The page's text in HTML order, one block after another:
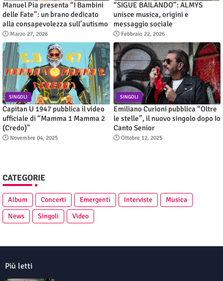
Manuel Pia presenta “I Bambini
delle Fate”: un brano dedicato
alla consapevolezza sull’autismo
Marzo 27, 2026
“SIGUE BAILANDO”: ALMYS
unisce musica, origini e
messaggio sociale
Febbraio 22, 2026
SINGOLI
Capitan U 1947 pubblica il video
ufficiale di “Mamma 1 Mamma 2
(Credo)”
Novembre 04, 2025
SINGOLI
Emiliano Curioni pubblica “Oltre
le stelle”, il nuovo singolo dopo Io
Canto Senior
Ottobre 12, 2025
CATEGORIE
Album Concerti Emergenti Interviste
Musica
News
Singoli Video
Più letti